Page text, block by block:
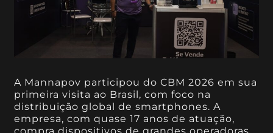
A Mannapov participou do CBM 2026 em sua
primeira visita ao Brasil, com foco na
distribuição global de smartphones. A
empresa, com quase 17 anos de atuação,